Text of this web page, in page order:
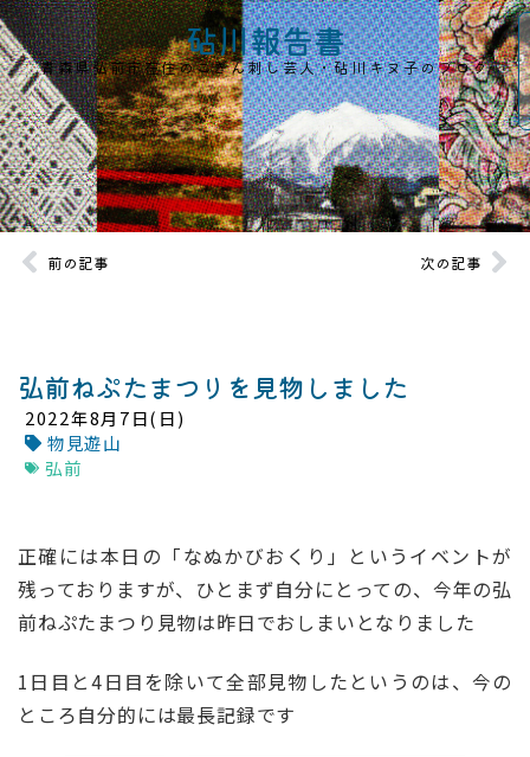
砧川報告書
青森県弘前市在住のこぎん刺し芸人・砧川キヌ子のブログ
前の記事 次の記事
弘前ねぷたまつりを見物しました
2022年8月7日(日)
物見遊山
弘前
正確には本日の「なぬかびおくり」というイベントが
残っておりますが、ひとまず自分にとっての、今年の弘
前ねぷたまつり見物は昨日でおしまいとなりました
1日目と4日目を除いて全部見物したというのは、今の
ところ自分的には最長記録です